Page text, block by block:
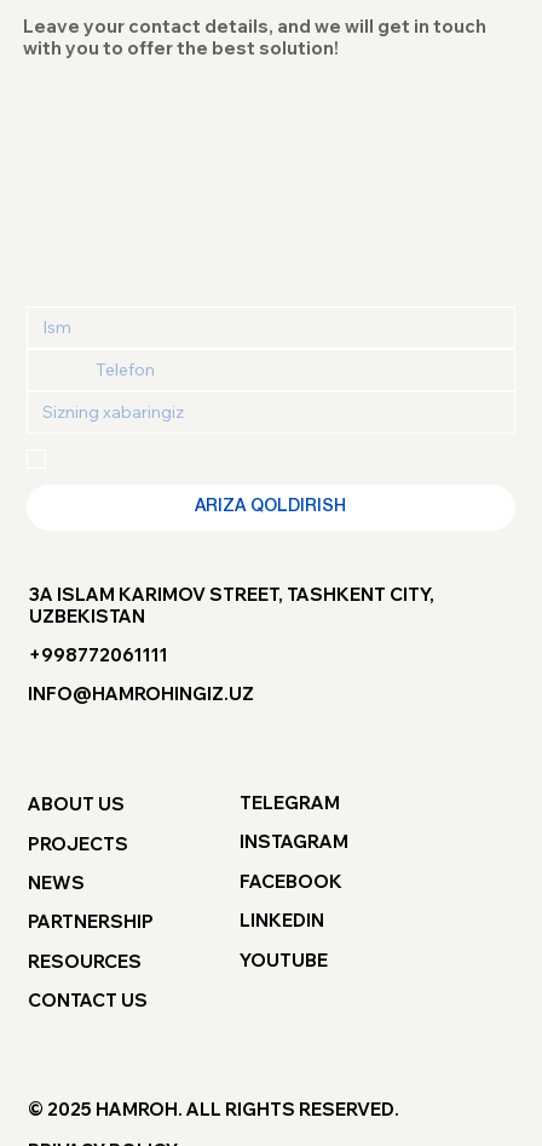
ARIZA QOLDIRISH
Leave your contact details, and we will get in touch
with you to offer the best solution!
3A ISLAM KARIMOV STREET, TASHKENT CITY,
UZBEKISTAN
+998772061111
INFO@HAMROHINGIZ.UZ
ABOUT US
PROJECTS
NEWS
PARTNERSHIP
RESOURCES
CONTACT US
TELEGRAM
INSTAGRAM
FACEBOOK
LINKEDIN
YOUTUBE
© 2025 HAMROH. ALL RIGHTS RESERVED.